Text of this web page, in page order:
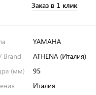
Заказ в 1 клик
YAMAHA
Brand
ATHENA (Италия)
(мм)
95
Италия